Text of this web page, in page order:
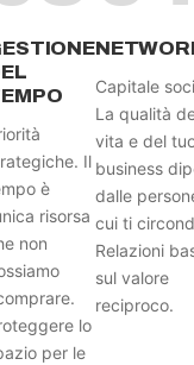
Il
è
risorsa
non
lo
per le
Capitale
La qualità
vita e del
business
dalle
cui ti
Relazioni
sul valore
reciproco.